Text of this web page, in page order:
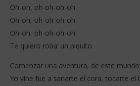
Oh-oh, oh-oh-oh-oh
Oh-oh, oh-oh-oh-oh
Oh-oh, oh-oh-oh-oh
Te quiero roba’ un piquito
Comenzar una aventura, de este
Yo vine fue a sanarte el cora, tocarte el